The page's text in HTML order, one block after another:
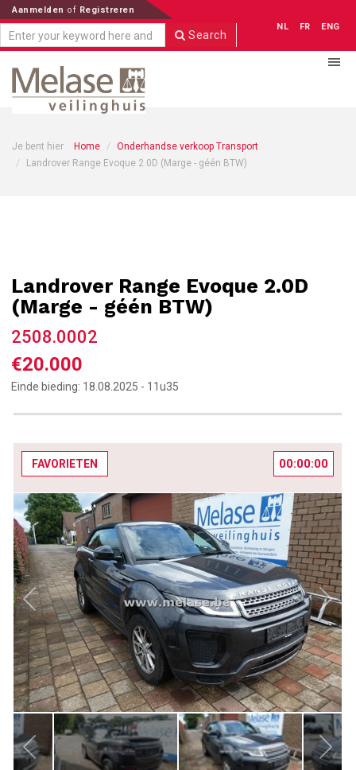
Aanmelden of Registreren
Search
NL FR ENG
Je bent hier Home
Onderhandse verkoop Transport
Landrover Range Evoque 2.0D (Marge - géén BTW)
Landrover Range Evoque 2.0D
(Marge - géén BTW)
2508.0002
€20.000
Einde bieding: 18.08.2025 - 11u35
FAVORIETEN 00:00:00